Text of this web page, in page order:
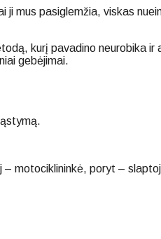
mus pasiglemžia, viskas
kurį pavadino neurobika ir
gebėjimai.
motociklininkė, poryt –